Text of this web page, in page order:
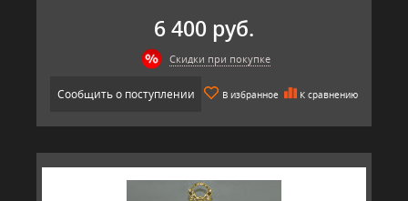
6 400 руб.
Скидки при покупке
Сообщить о поступлении В избранное К сравнению